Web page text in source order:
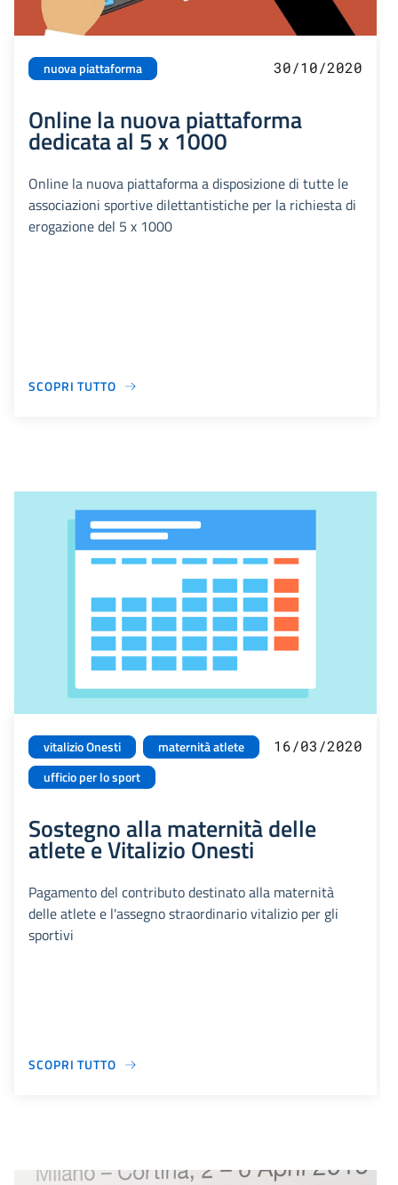
nuova piattaforma 30/10/2020
Online la nuova piattaforma
dedicata al 5 x 1000
Online la nuova piattaforma a disposizione di tutte le
associazioni sportive dilettantistiche per la richiesta di
erogazione del 5 x 1000
SCOPRI TUTTO
vitalizio Onesti
maternità atlete
ufficio per lo sport
16/03/2020
Sostegno alla maternità delle
atlete e Vitalizio Onesti
Pagamento del contributo destinato alla maternità
delle atlete e l'assegno straordinario vitalizio per gli
sportivi
SCOPRI TUTTO